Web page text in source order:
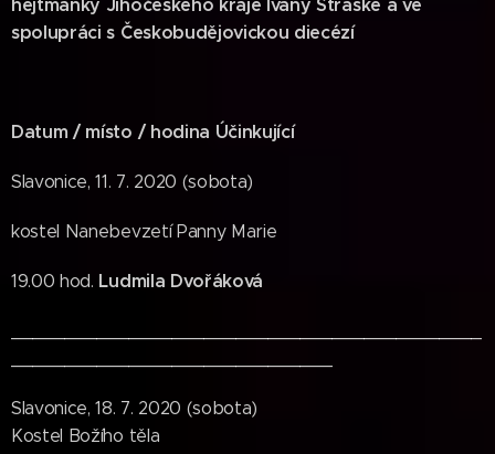
hejtmanky Jihočeského kraje Ivany Stráské a ve
spolupráci s Českobudějovickou diecézí
Datum / místo / hodina Účinkující
Slavonice, 11. 7. 2020 (sobota)
kostel Nanebevzetí Panny Marie
19.00 hod. Ludmila Dvořáková
Slavonice, 18. 7. 2020 (sobota)
Kostel Božího těla